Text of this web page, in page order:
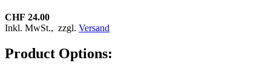
CHF 24.00
Inkl. MwSt., zzgl. Versand
Product Options: